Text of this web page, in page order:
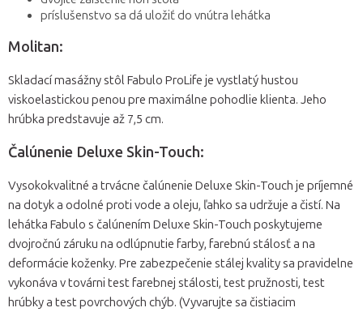
príslušenstvo sa dá uložiť do vnútra lehátka
Molitan:
Skladací masážny stôl Fabulo ProLife je vystlatý hustou
viskoelastickou penou pre maximálne pohodlie klienta. Jeho
hrúbka predstavuje až 7,5 cm.
Čalúnenie Deluxe Skin-Touch:
Vysokokvalitné a trvácne čalúnenie Deluxe Skin-Touch je príjemné
na dotyk a odolné proti vode a oleju, ľahko sa udržuje a čistí. Na
lehátka Fabulo s čalúnením Deluxe Skin-Touch poskytujeme
dvojročnú záruku na odlúpnutie farby, farebnú stálosť a na
deformácie koženky. Pre zabezpečenie stálej kvality sa pravidelne
vykonáva v továrni test farebnej stálosti, test pružnosti, test
hrúbky a test povrchových chýb. (Vyvarujte sa čistiacim